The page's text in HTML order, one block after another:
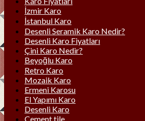
İzmir Karo
İstanbul Karo
Desenli Seramik Karo Nedir?
Desenli Karo Fiyatları
Çini Karo Nedir?
Beyoğlu Karo
Retro Karo
Mozaik Karo
Ermeni Karosu
El Yapımı Karo
Desenli Karo
Cement tile